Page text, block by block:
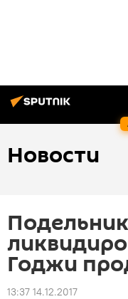
Новости
Годжи
13:37 14.12.2017